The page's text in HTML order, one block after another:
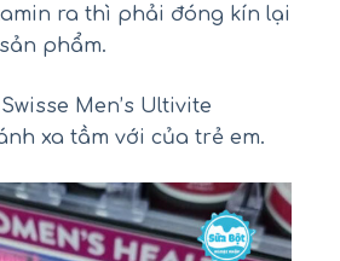
ra thì phải đóng kín lại
phẩm.
Men’s Ultivite
xa tầm với của trẻ em.